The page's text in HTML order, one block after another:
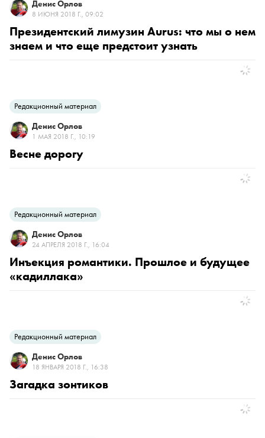
Денис Орлов
8 ИЮНЯ 2018 Г., 09:02
Президентский лимузин Aurus: что мы о нем
знаем и что еще предстоит узнать
Редакционный материал
Денис Орлов
1 МАЯ 2018 Г., 10:19
Весне дорогу
Редакционный материал
Денис Орлов
24 АПРЕЛЯ 2018 Г., 16:04
Инъекция романтики. Прошлое и будущее
«кадиллака»
Редакционный материал
Денис Орлов
18 ЯНВАРЯ 2018 Г., 16:38
Загадка зонтиков